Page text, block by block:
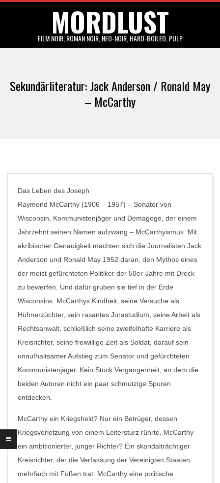
MORDLUST
FILM NOIR, ROMAN NOIR, NEO-NOIR, HARD-BOILED, PULP
Menu
Sekundärliteratur: Jack Anderson / Ronald May
– McCarthy
Das Leben des Joseph
Raymond McCarthy (1906 – 1957) – Senator von
Wisconsin, Kommunistenjäger und Demagoge, der einem
Jahrzehnt seinen Namen aufzwang – McCarthyismus. Mit
akribischer Genauigkeit machten sich die Journalisten Jack
Anderson und Ronald May 1952 daran, den Mythos eines
der meist gefürchteten Politiker der 50er-Jahre mit Dreck
zu bewerfen. Und dafür gruben sie tief in der Erde
Wisconsins. McCarthys Kindheit, seine Versuche als
Hühnerzüchter, sein rasantes Jurastudium, seine Arbeit als
Rechtsanwalt, schließlich seine zweifelhafte Karriere als
Kreisrichter, seine freiwillige Zeit als Soldat, darauf sein
unaufhaltsamer Aufstieg zum Senator und gefürchteten
Kommunistenjäger. Kein Stück Vergangenheit, an dem die
beiden Autoren nicht ein paar schmutzige Spuren
entdecken.
McCarthy ein Kriegsheld? Nur ein Betrüger, dessen
Kriegsverletzung von einem Leitersturz rührte. McCarthy
ein ambitionierter, junger Richter? Ein skandalträchtiger
Kreisrichter, der die Verfassung der Vereinigten Staaten
mehrfach mit Füßen trat. McCarthy eine politische